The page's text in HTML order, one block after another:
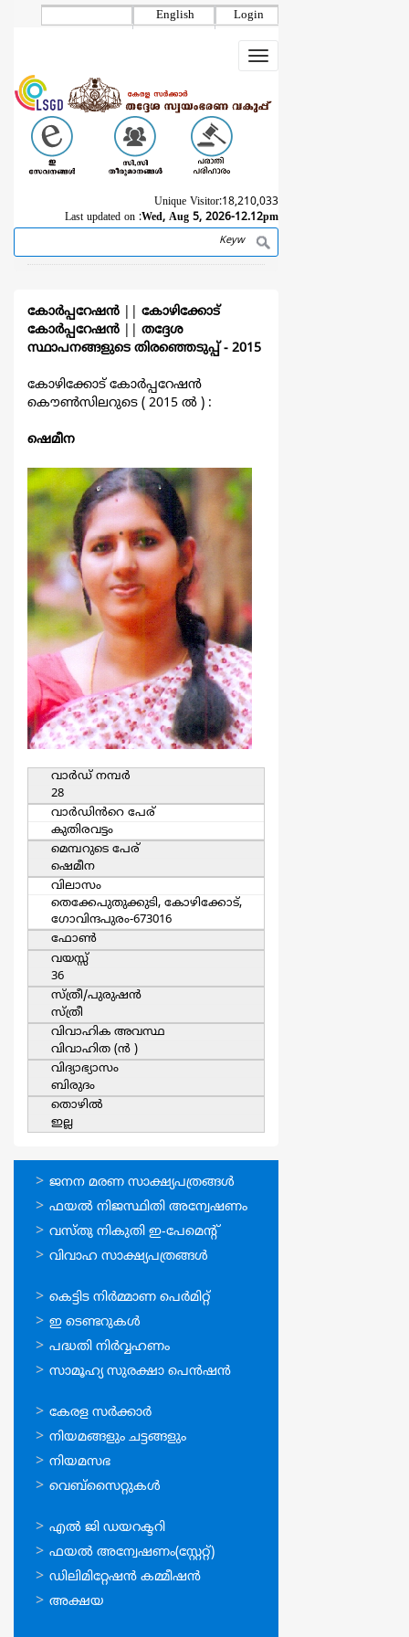
Login
English
Toggle
navigation
Unique Visitor:18,210,033
Last updated on :Wed, Aug 5, 2026-12.12pm
Search
കോര്‍പ്പറേഷന്‍
കോഴിക്കോട്
കോര്‍പ്പറേഷന്‍
തദ്ദേശ
സ്ഥാപനങ്ങളുടെ തിരഞ്ഞെടുപ്പ്‌ - 2015
കോഴിക്കോട് കോര്‍പ്പറേഷന്‍
കൌൺസിലറുടെ ( 2015 ല്‍ ) :
ഷെമീന
വാര്‍ഡ്‌ നമ്പര്‍
28
വാര്‍ഡിൻറെ പേര്
കുതിരവട്ടം
മെമ്പറുടെ പേര്
ഷെമീന
വിലാസം
തെക്കേപുതുക്കുടി, കോഴിക്കോട്,
ഗോവിന്ദപുരം-673016
ഫോൺ
വയസ്സ്
36
സ്ത്രീ/പുരുഷന്‍
സ്ത്രീ
വിവാഹിക അവസ്ഥ
വിവാഹിത (ന്‍ )
വിദ്യാഭ്യാസം
ബിരുദം
തൊഴില്‍
ഇല്ല
ഓണ്‍ലൈന്‍
സേവനങ്ങള്‍
ജനന മരണ സാക്ഷ്യപത്രങ്ങള്‍
ഫയല്‍ നിജസ്ഥിതി അന്വേഷണം
വസ്തു നികുതി ഇ-പേമെന്റ്
വിവാഹ സാക്ഷ്യപത്രങ്ങള്‍
ഓണ്‍ലൈന്‍
സേവനങ്ങള്‍
കെട്ടിട നിര്‍മ്മാണ പെര്‍മിറ്റ്‌
ഇ ടെണ്ടറുകള്‍
പദ്ധതി നിര്‍വ്വഹണം
സാമൂഹ്യ സുരക്ഷാ പെന്‍ഷന്‍
ഉപയോഗപ്രദമായ
കണ്ണികള്‍
കേരള സര്‍ക്കാര്‍
നിയമങ്ങളും ചട്ടങ്ങളും
നിയമസഭ
വെബ്സൈറ്റുകള്‍
ഉപയോഗപ്രദമായ
കണ്ണികള്‍
എല്‍ ജി ഡയറക്ടറി
ഫയല്‍ അന്വേഷണം(സ്റ്റേറ്റ്)
ഡിലിമിറ്റേഷന്‍ കമ്മീഷന്‍
അക്ഷയ